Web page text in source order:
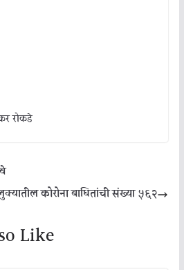
रोकडे
कोरोना बाधितांची संख्या ५६२
Like